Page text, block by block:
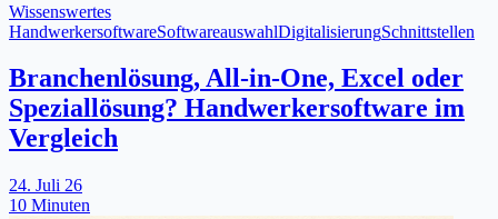
Wissenswertes
HandwerkersoftwareSoftwareauswahlDigitalisierungSchnittstellen
Branchenlösung, All-in-One, Excel oder
Speziallösung? Handwerkersoftware im
Vergleich
24. Juli 26
10 Minuten